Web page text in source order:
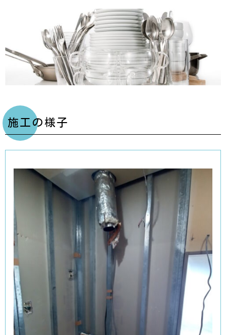
施工の様子